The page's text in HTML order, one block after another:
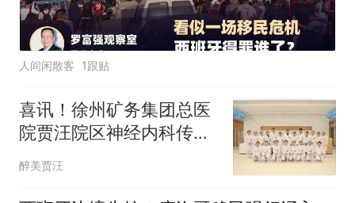
人间闲散客 1跟贴
喜讯！徐州矿务集团总医
院贾汪院区神经内科传来
好消息
醉美贾汪